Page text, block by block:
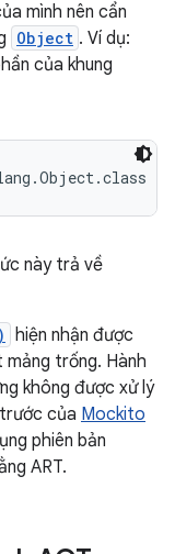
mình nên cẩn
Object . Ví dụ:
của khung
này trả về
hiện nhận được
trống. Hành
không được xử lý
của Mockito
phiên bản
ART.